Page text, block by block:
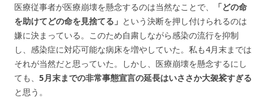
医療従事者が医療崩壊を懸念するのは当然なことで、
「どの命
を助けてどの命を見捨てる」 という決断を押し付けられるのは
嫌に決まっている。このため自粛しながら感染の流行を抑制
し、感染症に対応可能な病床を増やしていた。私も4月末までは
それが当然だと思っていた。しかし、医療崩壊を懸念するにし
ても、 5月末までの非常事態宣言の延長はいささか大袈裟すぎる
と思う。